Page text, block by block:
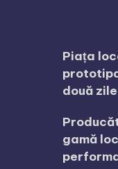
Piața
două
gamă